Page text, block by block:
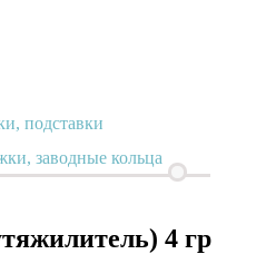
подставки
заводные кольца
4 гр